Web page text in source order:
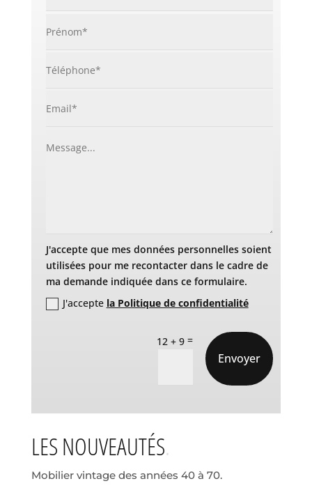
J'accepte que mes données personnelles soient
utilisées pour me recontacter dans le cadre de
ma demande indiquée dans ce formulaire.
J'accepte la Politique de confidentialité
12 + 9 =
Envoyer
LES NOUVEAUTÉS
Mobilier vintage des années 40 à 70.